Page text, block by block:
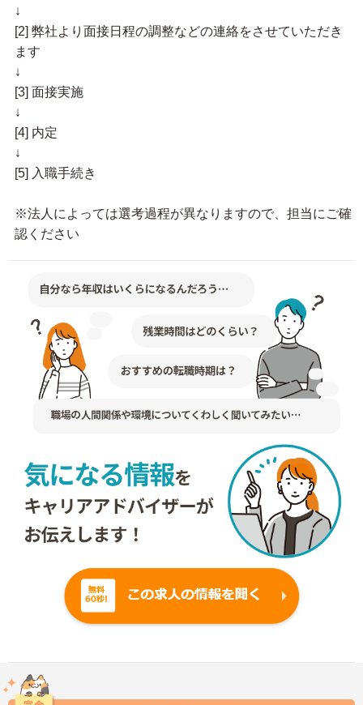
↓
[2] 弊社より面接日程の調整などの連絡をさせていただき
ます
↓
[3] 面接実施
↓
[4] 内定
↓
[5] 入職手続き
※法人によっては選考過程が異なりますので、担当にご確
認ください